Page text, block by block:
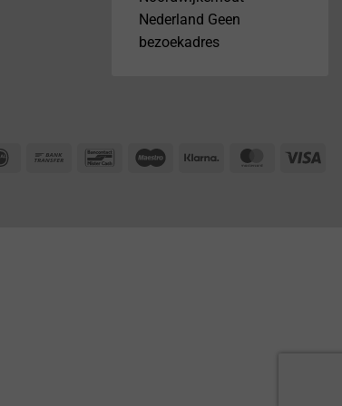
Nederland Geen
bezoekadres
IDeal
Bank
BancontactMaestro Klarna